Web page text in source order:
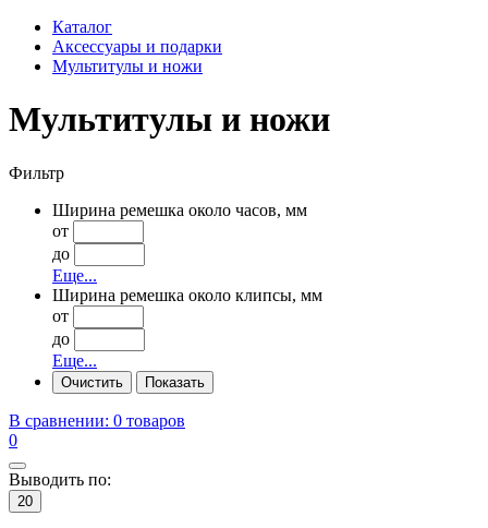
Каталог
Аксессуары и подарки
Мультитулы и ножи
Мультитулы и ножи
Фильтр
Ширина ремешка около часов, мм
от
до
Еще...
Ширина ремешка около клипсы, мм
от
до
Еще...
В сравнении: 0 товаров
0
Выводить по:
20